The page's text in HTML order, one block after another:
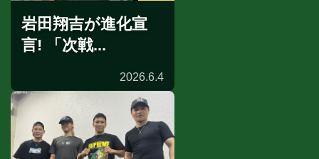
岩田翔吉が進化宣
言! 「次戦...
2026.6.4